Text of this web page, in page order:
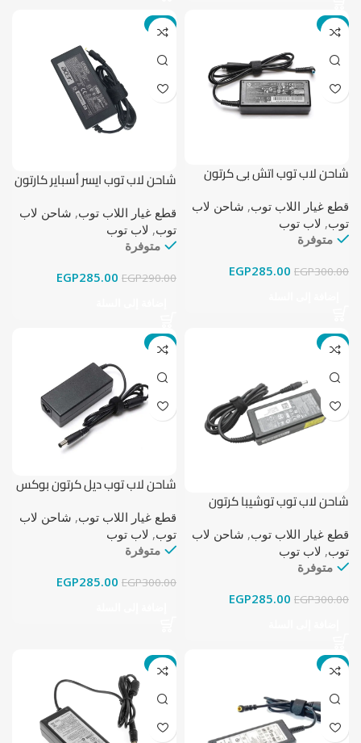
-5%
شاحن لاب توب اتش بي كرتون
(4.5 ملم × 3.0 ملم)قطع غيار اللاب توب, شاحن لاب
توب, لاب توب
متوفرة
EGP300.00
EGP285.00
-2%
شاحن لاب توب ايسر أسباير كارتون
مم × 1.7 مم)
قطع غيار اللاب توب, شاحن لاب
توب, لاب توب
متوفرة
EGP290.00
EGP285.00
-5%
شاحن لاب توب توشيبا كرتون
مم × 2.5 مم)
قطع غيار اللاب توب, شاحن لاب
توب, لاب توب
متوفرة
EGP300.00
EGP285.00
-5%
شاحن لاب توب ديل كرتون بوكس
5.0 مم)
قطع غيار اللاب توب, شاحن لاب
توب, لاب توب
متوفرة
EGP300.00
EGP285.00
-5%
-8%